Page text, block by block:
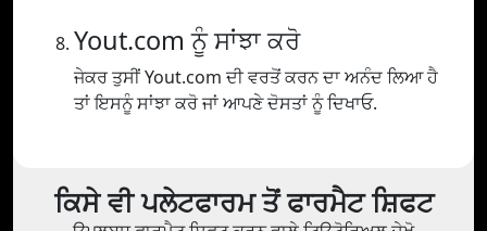
Yout.com ਨੂੰ ਸਾਂਝਾ ਕਰੋ
ਜੇਕਰ ਤੁਸੀਂ Yout.com ਦੀ ਵਰਤੋਂ ਕਰਨ ਦਾ ਅਨੰਦ ਲਿਆ ਹੈ
ਤਾਂ ਇਸਨੂੰ ਸਾਂਝਾ ਕਰੋ ਜਾਂ ਆਪਣੇ ਦੋਸਤਾਂ ਨੂੰ ਦਿਖਾਓ.
ਕਿਸੇ ਵੀ ਪਲੇਟਫਾਰਮ ਤੋਂ ਫਾਰਮੈਟ ਸ਼ਿਫਟ